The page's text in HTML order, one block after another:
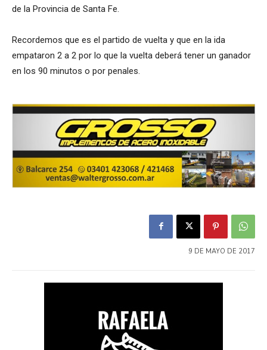
de la Provincia de Santa Fe.
Recordemos que es el partido de vuelta y que en la ida
empataron 2 a 2 por lo que la vuelta deberá tener un ganador
en los 90 minutos o por penales.
9 DE MAYO DE 2017